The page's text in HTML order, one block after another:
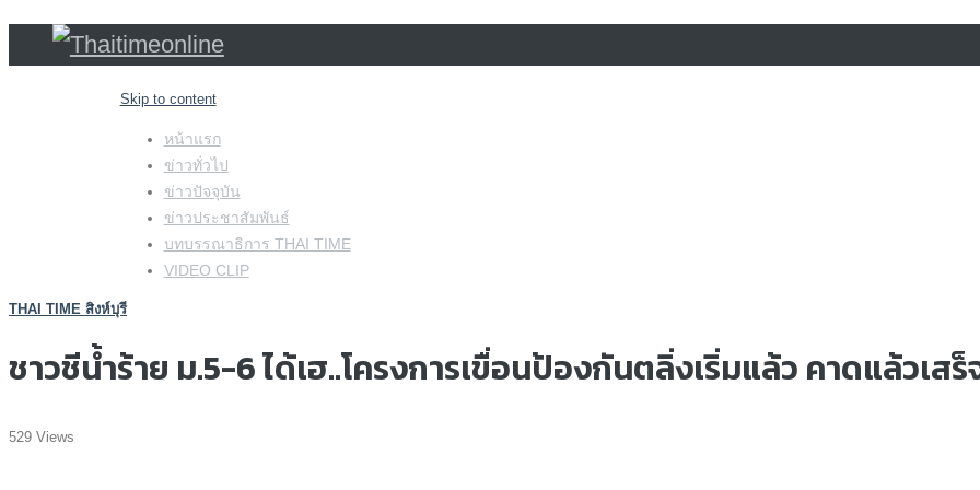
Skip to content
หน้าแรก
ข่าวทั่วไป
ข่าวปัจจุบัน
ข่าวประชาสัมพันธ์
บทบรรณาธิการ THAI TIME
VIDEO CLIP
THAI TIME สิงห์บุรี
ชาวชีน้ำร้าย ม.5-6 ได้เฮ..โครงการเขื่อนป้องกันตลิ่งเริ่มแล้ว คาดแล้วเส
529 Views